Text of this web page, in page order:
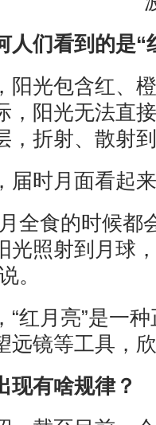
人们看到的是“
光包含红、橙
，阳光无法直
，折射、散射
时月面看起来
食的时候都会
光照射到月球
。
月亮”是一种
远镜等工具，
现有啥规律？